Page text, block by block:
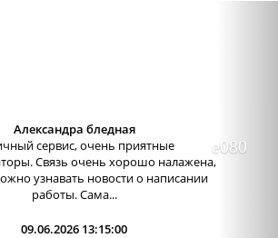
Александра бледная
сервис, очень приятные
Связь очень хорошо налажена,
узнавать новости о написании
работы. Сама...
09.06.2026 13:15:00